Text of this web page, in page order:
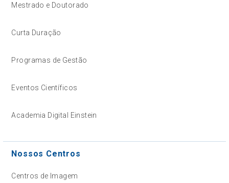
Mestrado e Doutorado
Curta Duração
Programas de Gestão
Eventos Científicos
Academia Digital Einstein
Nossos Centros
Centros de Imagem